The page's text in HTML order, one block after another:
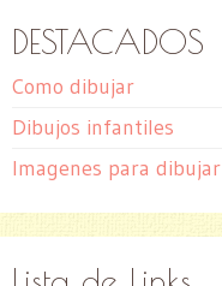
DESTACADOS
Como dibujar
Dibujos infantiles
Imagenes para dibujar